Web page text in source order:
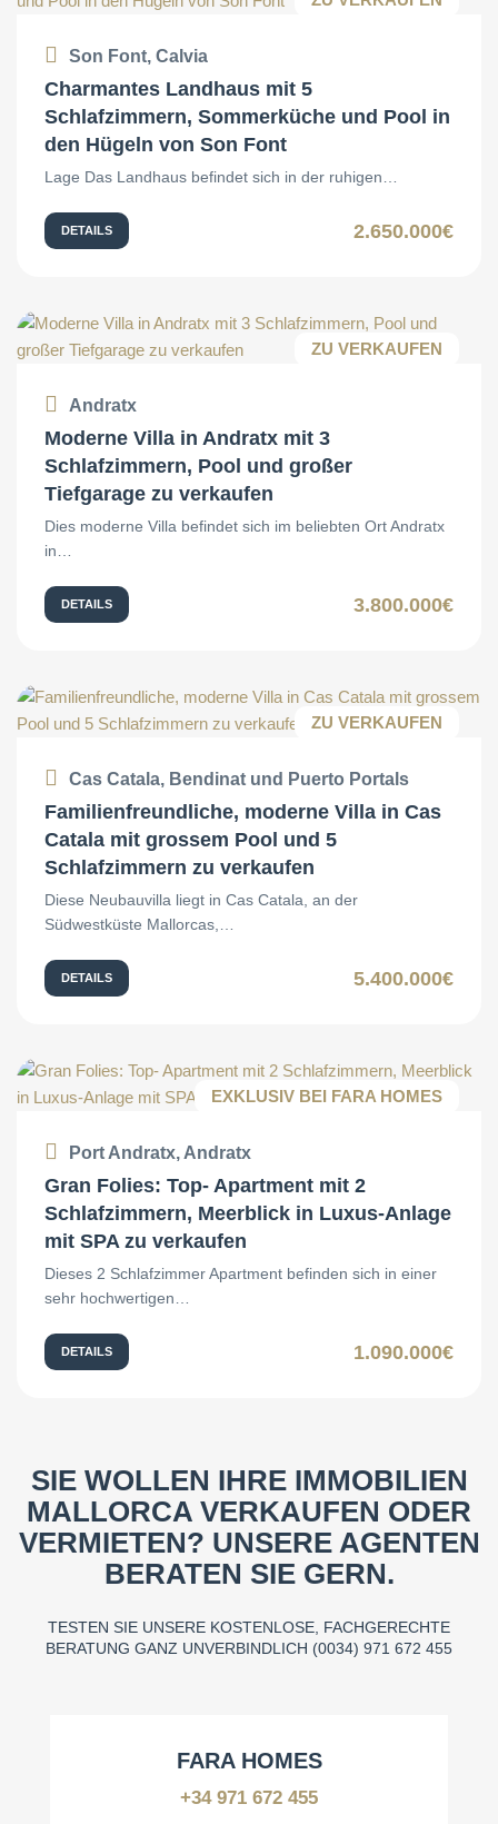
Son Font, Calvia
Charmantes Landhaus mit 5
Schlafzimmern, Sommerküche und Pool in
den Hügeln von Son Font
Lage Das Landhaus befindet sich in der ruhigen…
DETAILS 2.650.000€
ZU VERKAUFEN
Andratx
Moderne Villa in Andratx mit 3
Schlafzimmern, Pool und großer
Tiefgarage zu verkaufen
Dies moderne Villa befindet sich im beliebten Ort Andratx
in…
DETAILS 3.800.000€
ZU VERKAUFEN
Cas Catala, Bendinat und Puerto Portals
Familienfreundliche, moderne Villa in Cas
Catala mit grossem Pool und 5
Schlafzimmern zu verkaufen
Diese Neubauvilla liegt in Cas Catala, an der
Südwestküste Mallorcas,…
DETAILS 5.400.000€
EXKLUSIV BEI FARA HOMES
Port Andratx, Andratx
Gran Folies: Top- Apartment mit 2
Schlafzimmern, Meerblick in Luxus-Anlage
mit SPA zu verkaufen
Dieses 2 Schlafzimmer Apartment befinden sich in einer
sehr hochwertigen…
DETAILS 1.090.000€
SIE WOLLEN IHRE IMMOBILIEN
MALLORCA VERKAUFEN ODER
VERMIETEN? UNSERE AGENTEN
BERATEN SIE GERN.
TESTEN SIE UNSERE KOSTENLOSE, FACHGERECHTE
BERATUNG GANZ UNVERBINDLICH (0034) 971 672 455
FARA HOMES
+34 971 672 455